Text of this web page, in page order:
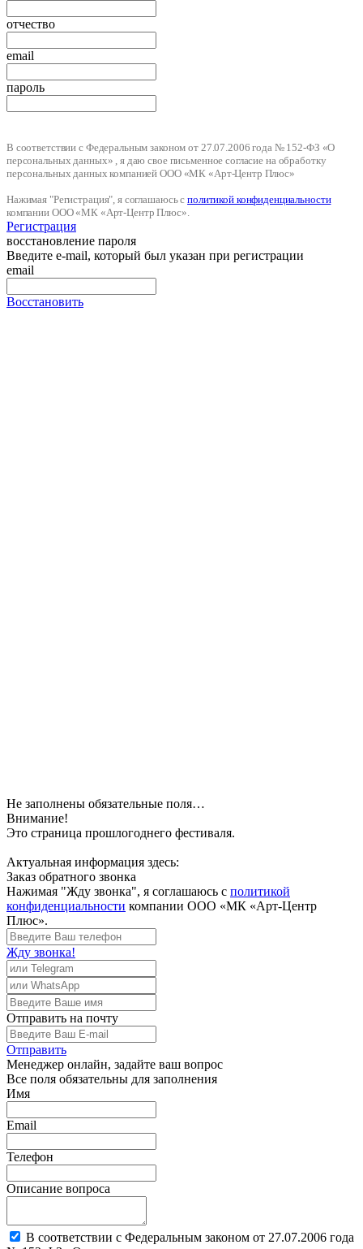
отчество
email
пароль
В соответствии с Федеральным законом от 27.07.2006 года № 152-ФЗ «О
персональных данных» , я даю свое письменное согласие на обработку
персональных данных компанией ООО «МК «Арт-Центр Плюс»
Нажимая "Регистрация", я соглашаюсь сполитикой конфиденциальности
компании ООО «МК «Арт-Центр Плюс».
Регистрация
восстановление пароля
Введите e-mail, который был указан при регистрации
email
Восстановить
Не заполнены обязательные поля…
Внимание!
Это страница прошлогоднего фестиваля.
Актуальная информация здесь:
Заказ обратного звонка
Нажимая "Жду звонка", я соглашаюсь с политикой
конфиденциальности компании ООО «МК «Арт-Центр
Плюс».
Жду звонка!
Отправить на почту
Отправить
Менеджер онлайн, задайте ваш вопрос
Все поля обязательны для заполнения
Имя
Email
Телефон
Описание вопроса
В соответствии с Федеральным законом от 27.07.2006 года